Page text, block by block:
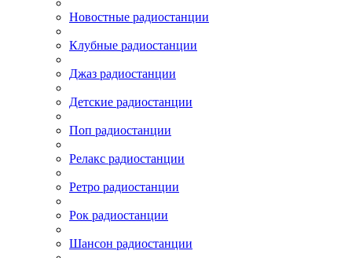
Новостные радиостанции
Клубные радиостанции
Джаз радиостанции
Детские радиостанции
Поп радиостанции
Релакс радиостанции
Ретро радиостанции
Рок радиостанции
Шансон радиостанции